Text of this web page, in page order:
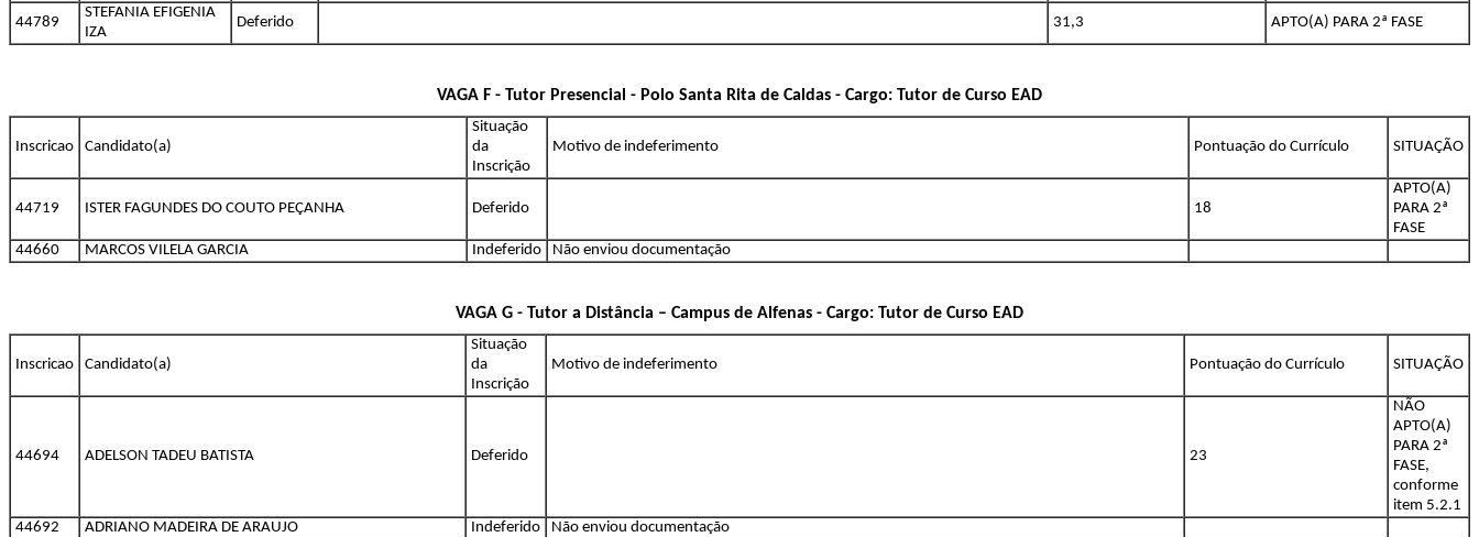
44789
STEFANIA EFIGENIA
IZA
Deferido 31,3 APTO(A) PARA 2ª FASE
VAGA F - Tutor Presencial - Polo Santa Rita de Caldas - Cargo: Tutor de Curso EAD
Inscricao Candidato(a)
Situação
da
Inscrição
Motivo de indeferimento Pontuação do Currículo SITUAÇÃO
44719 ISTER FAGUNDES DO COUTO PEÇANHA Deferido 18
APTO(A)
PARA 2ª
FASE
44660
MARCOS VILELA GARCIA Indeferido Não enviou documentação
VAGA G - Tutor a Distância – Campus de Alfenas - Cargo: Tutor de Curso EAD
Inscricao Candidato(a)
Situação
da
Inscrição
Motivo de indeferimento Pontuação do Currículo SITUAÇÃO
44694 ADELSON TADEU BATISTA Deferido 23
NÃO
APTO(A)
PARA 2ª
FASE,
conforme
item 5.2.1
44692
ADRIANO MADEIRA DE ARAUJO Indeferido
Não enviou documentação